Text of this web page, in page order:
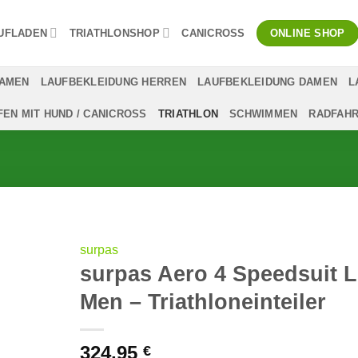
TRIATHLONSHOP CANICROSS ONLINE SHOP
LAUFBEKLEIDUNG HERREN LAUFBEKLEIDUNG DAMEN
MIT HUND / CANICROSS TRIATHLON SCHWIMMEN
surpas
surpas Aero 4 Speedsuit
Men – Triathloneinteiler
324,95 €